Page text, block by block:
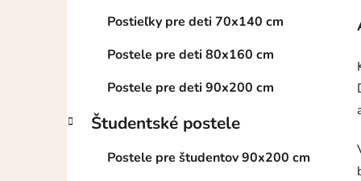
e
Postieľky pre deti 70x140 cm
Postele pre deti 80x160 cm
Postele pre deti 90x200 cm
Študentské postele
Postele pre študentov 90x200 cm